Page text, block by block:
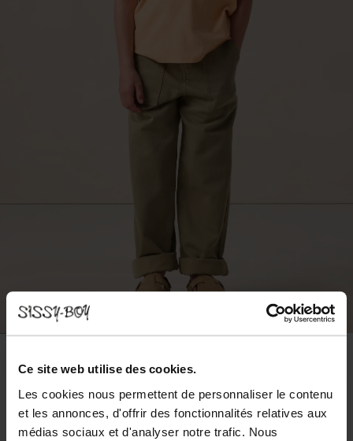
Ce site web utilise des cookies.
Les cookies nous permettent de personnaliser le contenu
et les annonces, d'offrir des fonctionnalités relatives aux
médias sociaux et d'analyser notre trafic. Nous
- 40%
Pantalon avec poches plaquées - vert